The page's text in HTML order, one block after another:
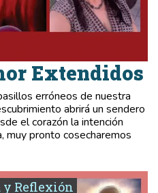
Extendidos
erróneos de nuestra
abrirá un sendero
el corazón la intención
muy pronto cosecharemos
y Reflexión